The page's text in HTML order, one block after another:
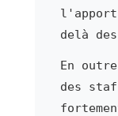
delà
En
des